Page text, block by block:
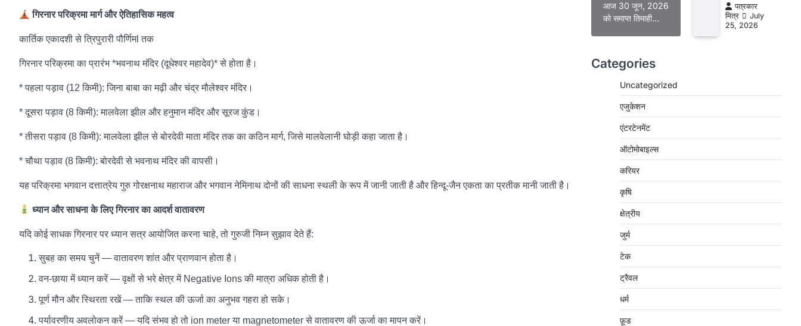
गिरनार परिक्रमा मार्ग और ऐतिहासिक महत्व
कार्तिक एकादशी से त्रिपुरारी पौर्णिमl तक
गिरनार परिक्रमा का प्रारंभ *भवनाथ मंदिर (दूधेश्वर महादेव)* से होता है।
* पहला पड़ाव (12 किमी): जिना बाबा का मढ़ी और चंद्र मौलेश्वर मंदिर।
* दूसरा पड़ाव (8 किमी): मालवेला झील और हनुमान मंदिर और सूरज कुंड।
* तीसरा पड़ाव (8 किमी): मालवेला झील से बोरदेवी माता मंदिर तक का कठिन मार्ग, जिसे मालवेलानी घोड़ी कहा जाता है।
* चौथा पड़ाव (8 किमी): बोरदेवी से भवनाथ मंदिर की वापसी।
यह परिक्रमा भगवान दत्तात्रेय गुरु गोरक्षनाथ महाराज और भगवान नेमिनाथ दोनों की साधना स्थली के रूप में जानी जाती है और हिन्दू-जैन एकता का प्रतीक मानी जाती है।
ध्यान और साधना के लिए गिरनार का आदर्श वातावरण
यदि कोई साधक गिरनार पर ध्यान सत्र आयोजित करना चाहे, तो गुरुजी निम्न सुझाव देते हैं:
सुबह का समय चुनें — वातावरण शांत और प्राणवान होता है।
वन-छाया में ध्यान करें — वृक्षों से भरे क्षेत्र में Negative Ions की मात्रा अधिक होती है।
पूर्ण मौन और स्थिरता रखें — ताकि स्थल की ऊर्जा का अनुभव गहरा हो सके।
पर्यावरणीय अवलोकन करें — यदि संभव हो तो ion meter या magnetometer से वातावरण की ऊर्जा का मापन करें।
आज 30 जून, 2026
को समाप्त तिमाही…
पत्रकार
मित्र
July
25, 2026
Categories
Uncategorized
एजुकेशन
एंटरटेनमेंट
ऑटोमोबाइल्स
करियर
कृषि
क्षेत्रीय
जुर्म
टेक
ट्रैवल
धर्म
फ़ूड